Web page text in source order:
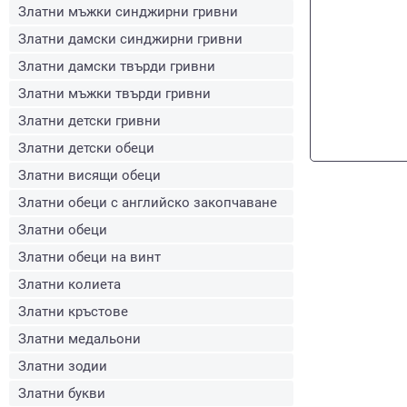
Златни мъжки синджирни гривни
Златни дамски синджирни гривни
Златни дамски твърди гривни
Златни мъжки твърди гривни
Златни детски гривни
Златни детски обеци
Златни висящи обеци
Златни обеци с английско закопчаване
Златни обеци
Златни обеци на винт
Златни колиета
Златни кръстове
Златни медальони
Златни зодии
Златни букви